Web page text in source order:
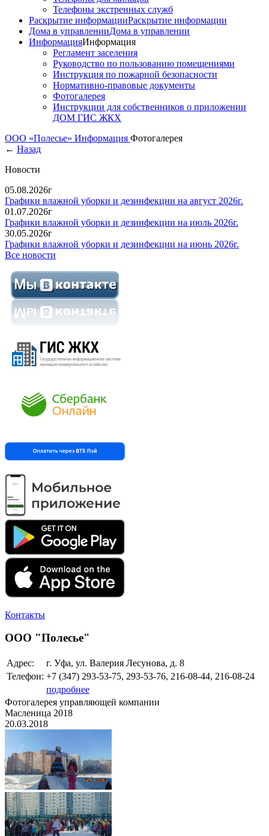
Телефоны экстренных служб
Раскрытие информацииРаскрытие информации
Дома в управленииДома в управлении
ИнформацияИнформация
Регламент заселения
Руководство по пользованию помещениями
Инструкция по пожарной безопасности
Нормативно-правовые документы
Фотогалерея
Инструкции для собственников о приложении
ДОМ ГИС ЖКХ
ООО «Полесье» Информация Фотогалерея
← Назад
Новости
05.08.2026г
Графики влажной уборки и дезинфекции на август 2026г.
01.07.2026г
Графики влажной уборки и дезинфекции на июль 2026г.
30.05.2026г
Графики влажной уборки и дезинфекции на июнь 2026г.
Все новости
Контакты
ООО "Полесье"
Адрес:
г. Уфа, ул. Валерия Лесунова, д. 8
Телефон: +7 (347) 293-53-75, 293-53-76, 216-08-44, 216-08-24
подробнее
Фотогалерея управляющей компании
Масленица 2018
20.03.2018